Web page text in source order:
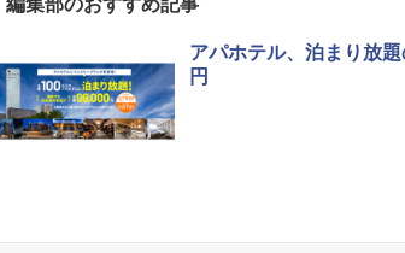
編集部のおすすめ記事
アパホテル、泊まり放
円